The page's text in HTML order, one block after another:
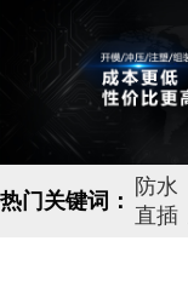
热门关键词：
防水
直插